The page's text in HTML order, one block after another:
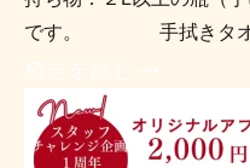
です。 手拭きタオ